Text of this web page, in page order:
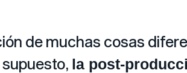
de muchas cosas
la post-